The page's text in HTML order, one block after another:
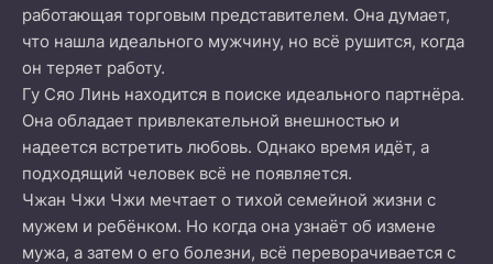
работающая торговым представителем. Она думает,
что нашла идеального мужчину, но всё рушится, когда
он теряет работу.
Гу Сяо Линь находится в поиске идеального партнёра.
Она обладает привлекательной внешностью и
надеется встретить любовь. Однако время идёт, а
подходящий человек всё не появляется.
Чжан Чжи Чжи мечтает о тихой семейной жизни с
мужем и ребёнком. Но когда она узнаёт об измене
мужа, а затем о его болезни, всё переворачивается с